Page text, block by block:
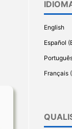
English
Español
Français